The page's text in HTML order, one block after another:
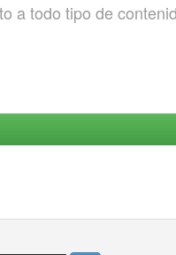
a todo tipo de